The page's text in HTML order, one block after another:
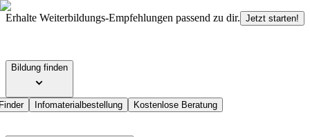
Erhalte Weiterbildungs-Empfehlungen passend zu dir. Jetzt starten!
Bildung finden
Infomaterialbestellung Kostenlose Beratung